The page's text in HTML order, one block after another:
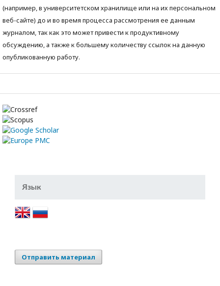
(например, в университетском хранилище или на их персональном
веб-сайте) до и во время процесса рассмотрения ее данным
журналом, так как это может привести к продуктивному
обсуждению, а также к большему количеству ссылок на данную
опубликованную работу.
Язык
Отправить материал